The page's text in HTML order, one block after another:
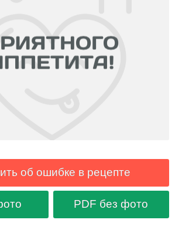
об ошибке в рецепте
PDF без фото